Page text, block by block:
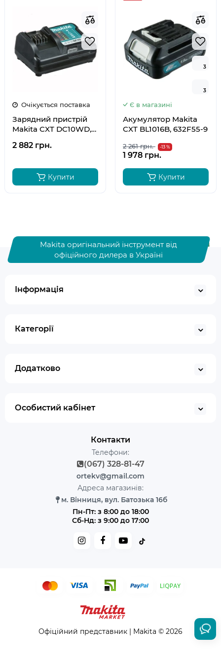
Очікується поставка
Зарядний пристрій
Makita CXT DC10WD,
2 882 грн.
Купити
3
3
3
3
Є в магазині
Акумулятор Makita
CXT BL1016B, 632F55-9
2 261 грн. -13 %
1 978 грн.
Купити
Makita оригінальний інструмент від
офіційного дилера в Україні
Інформація
Категорії
Додатково
Особистий кабінет
Контакти
Телефони:
(067) 328-81-47
ortekv@gmail.com
Адреса магазинів:
м. Вінниця, вул. Батозька 16б
Пн-Пт: з 8:00 до 18:00
Сб-Нд: з 9:00 до 17:00
Офіційний представник | Makita © 2026